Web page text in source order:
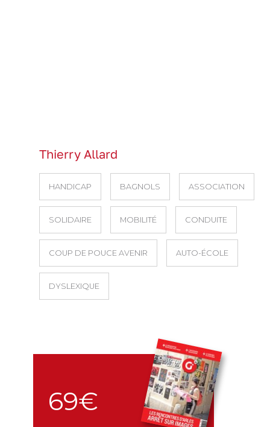
Thierry Allard
HANDICAP BAGNOLS ASSOCIATION
SOLIDAIRE MOBILITÉ CONDUITE
COUP DE POUCE AVENIR AUTO-ÉCOLE
DYSLEXIQUE
69€